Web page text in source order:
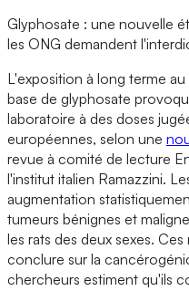
Glyphosate : une nouvelle
les ONG demandent
L'exposition à long terme
base de glyphosate
laboratoire à des doses
européennes, selon une
revue à comité de lecture
l'institut italien Ramazzini.
augmentation
tumeurs bénignes et
les rats des deux sexes.
conclure sur la
chercheurs estiment qu'ils